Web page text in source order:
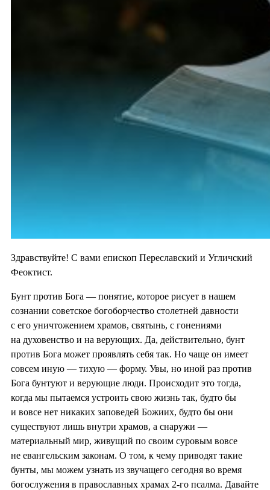
Здравствуйте! С вами епископ Переславский и Угличский
Феоктист.
Бунт против Бога — понятие, которое рисует в нашем
сознании советское богоборчество столетней давности
с его уничтожением храмов, святынь, с гонениями
на духовенство и на верующих. Да, действительно, бунт
против Бога может проявлять себя так. Но чаще он имеет
совсем иную — тихую — форму. Увы, но иной раз против
Бога бунтуют и верующие люди. Происходит это тогда,
когда мы пытаемся устроить свою жизнь так, будто бы
и вовсе нет никаких заповедей Божиих, будто бы они
существуют лишь внутри храмов, а снаружи —
материальный мир, живущий по своим суровым вовсе
не евангельским законам. О том, к чему приводят такие
бунты, мы можем узнать из звучащего сегодня во время
богослужения в православных храмах 2-го псалма. Давайте